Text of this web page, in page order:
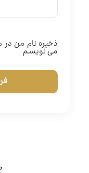
ذخیره نام من در
می نویسم